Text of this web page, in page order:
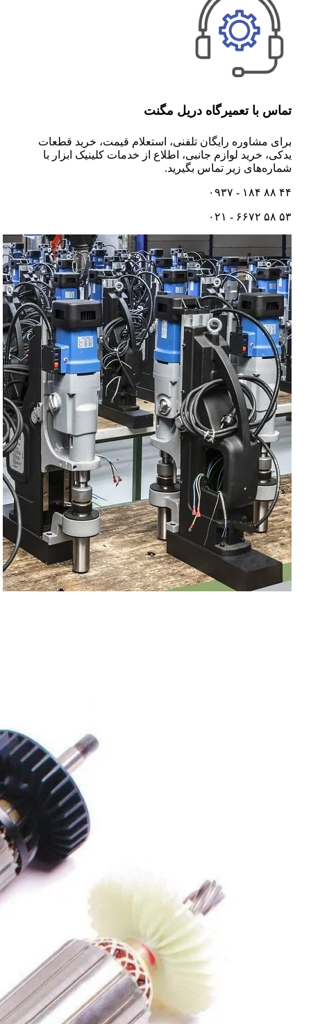
تماس با تعمیرگاه دریل مگنت
برای مشاوره رایگان تلفنی،‌ استعلام قیمت،‌ خرید قطعات
یدکی، خرید لوازم جانبی، اطلاع از خدمات کلینیک ابزار با
شماره‌های زیر تماس بگیرید.
۴۴ ۸۸ ۱۸۴ - ۰۹۳۷
۵۳ ۵۸ ۶۶۷۲ - ۰۲۱